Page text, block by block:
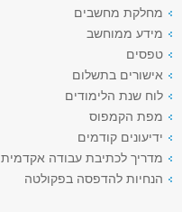
מחלקת מחשבים
מידע ממוחשב
טפסים
אישורים בתשלום
לוח שנת הלימודים
מפת הקמפוס
ידיעונים קודמים
מדריך לכתיבת עבודה אקדמית
הנחיות להדפסה בפקולטה